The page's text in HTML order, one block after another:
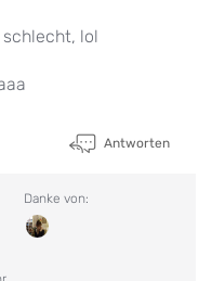
lol
Antworten
Danke von: